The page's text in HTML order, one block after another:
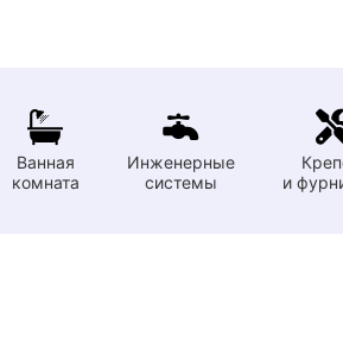
Ванная
комната
Инженерные
системы
и